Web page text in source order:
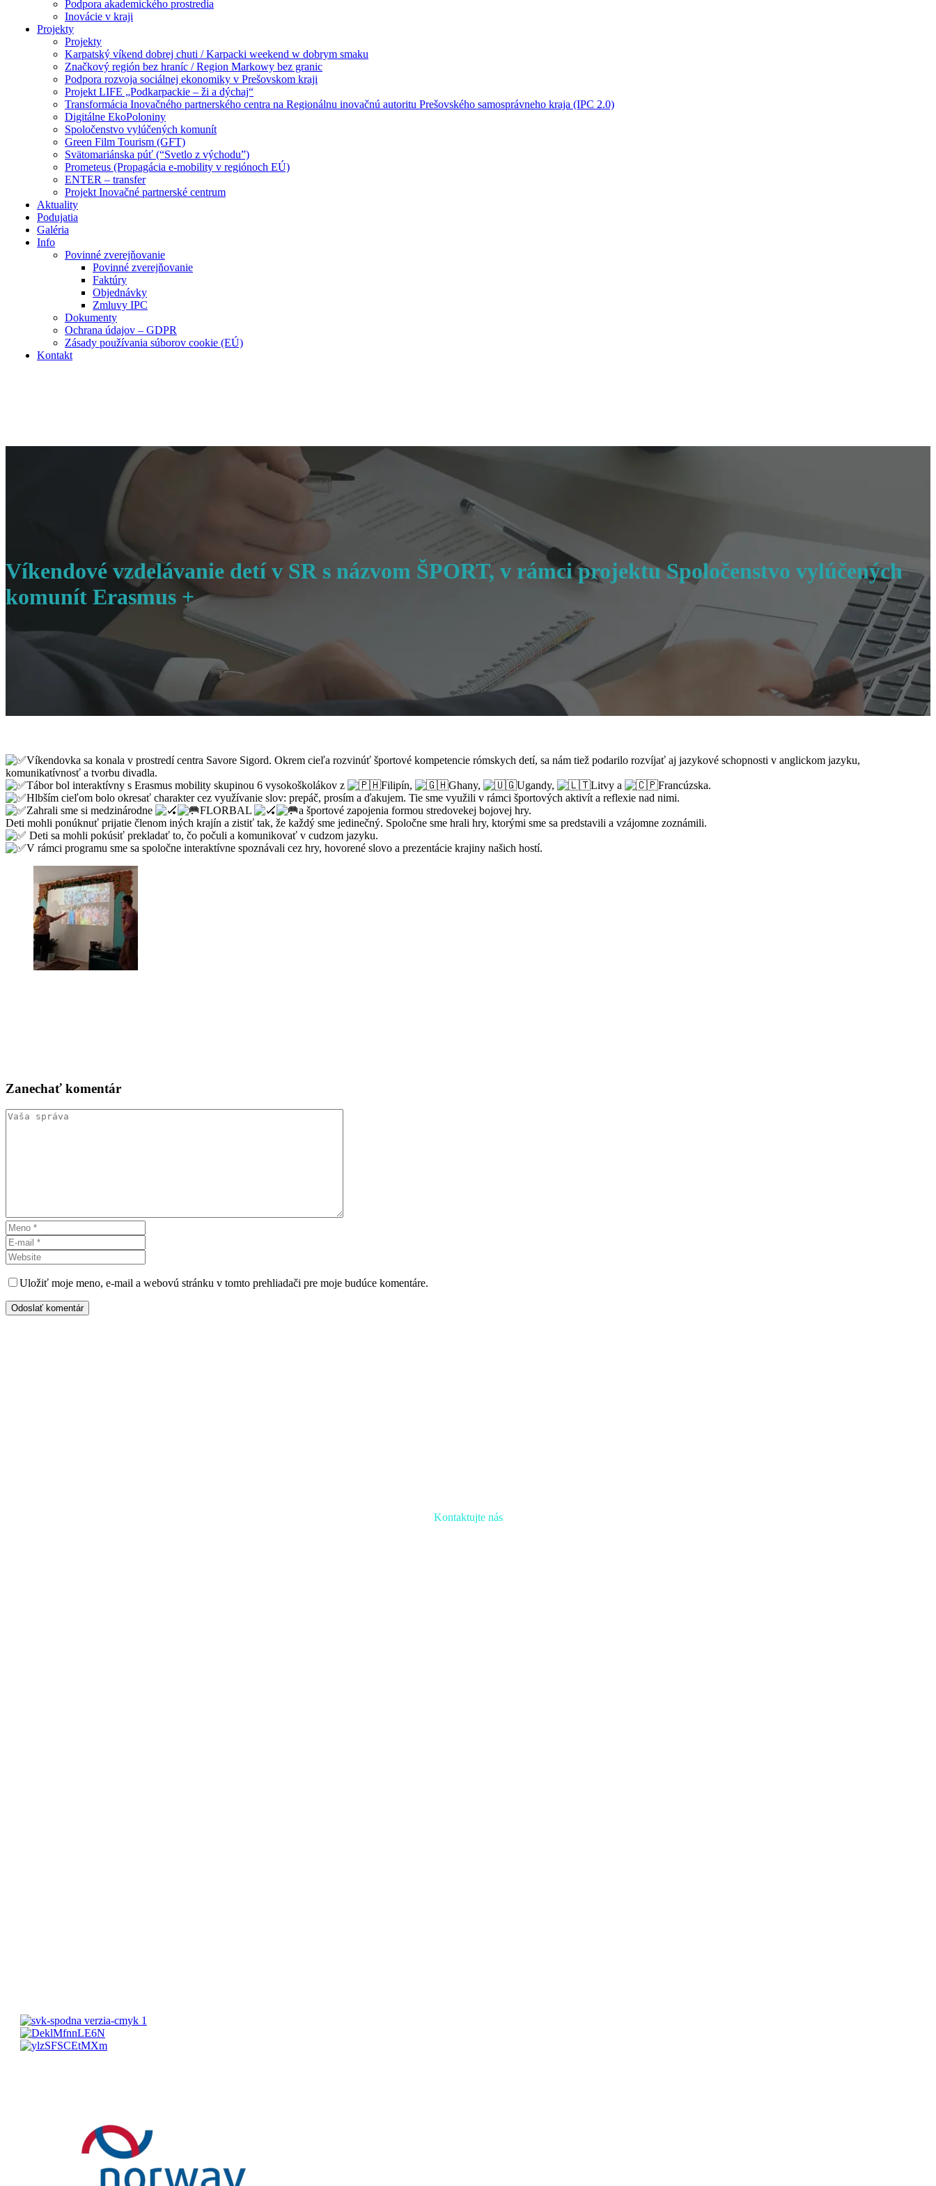
Podpora akademického prostredia
Inovácie v kraji
Projekty
Projekty
Karpatský víkend dobrej chuti / Karpacki weekend w dobrym smaku
Značkový región bez hraníc / Region Markowy bez granic
Podpora rozvoja sociálnej ekonomiky v Prešovskom kraji
Projekt LIFE „Podkarpackie – ži a dýchaj“
Transformácia Inovačného partnerského centra na Regionálnu inovačnú autoritu Prešovského samosprávneho kraja (IPC 2.0)
Digitálne EkoPoloniny
Spoločenstvo vylúčených komunít
Green Film Tourism (GFT)
Svätomariánska púť (“Svetlo z východu”)
Prometeus (Propagácia e-mobility v regiónoch EÚ)
ENTER – transfer
Projekt Inovačné partnerské centrum
Aktuality
Podujatia
Galéria
Info
Povinné zverejňovanie
Povinné zverejňovanie
Faktúry
Objednávky
Zmluvy IPC
Dokumenty
Ochrana údajov – GDPR
Zásady používania súborov cookie (EÚ)
Kontakt
Víkendové vzdelávanie detí v SR s názvom ŠPORT, v rámci projektu Spoločenstvo vylúčených
komunít Erasmus +
Víkendovka sa konala v prostredí centra Savore Sigord. Okrem cieľa rozvinúť športové kompetencie rómskych detí, sa nám tiež podarilo rozvíjať aj jazykové schopnosti v anglickom jazyku,
komunikatívnosť a tvorbu divadla.
Tábor bol interaktívny s Erasmus mobility skupinou 6 vysokoškolákov z
Filipín, Ghany, Ugandy, Litvy a
Francúzska.
Hlbším cieľom bolo okresať charakter cez využívanie slov: prepáč, prosím a ďakujem. Tie sme využili v rámci športových aktivít a reflexie nad nimi.
Zahrali sme si medzinárodne
FLORBAL
a športové zapojenia formou stredovekej bojovej hry.
Deti mohli ponúknuť prijatie členom iných krajín a zistiť tak, že každý sme jedinečný. Spoločne sme hrali hry, ktorými sme sa predstavili a vzájomne zoznámili.
Deti sa mohli pokúsiť prekladať to, čo počuli a komunikovať v cudzom jazyku.
V rámci programu sme sa spoločne interaktívne spoznávali cez hry, hovorené slovo a prezentácie krajiny našich hostí.
Zanechať komentár
Uložiť moje meno, e-mail a webovú stránku v tomto prehliadači pre moje budúce komentáre.
Odoslať komentár
Kontaktujte nás